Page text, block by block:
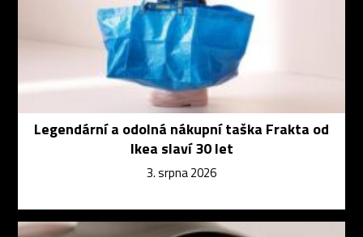
Legendární a odolná nákupní taška Frakta od
Ikea slaví 30 let
3. srpna 2026